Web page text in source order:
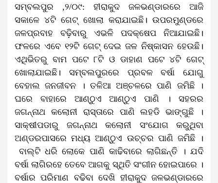
ସମ୍ବଲପୁର ,୨/୦୯: ହୀରାକୁଦ ଜଳଭଣ୍ଡାରରେ ଆଜି
ସକା‌ଳେ ୪ଟି ଗେଟ୍ ଖୋଲା କରାଯାଇଛି। ଉପରମୁଣ୍ଡରେ
ଜଳପ୍ରବାହ ବଢ଼ିବାରୁ ଏଭଳି ପଦକ୍ଷେପ ନିଆଯାଇଛି।
ଫଳରେ ଏବେ ୧୨ଟି ଗେଟ୍ ଦେଇ ଜଳ ନିଷ୍କାସନ ହେଉଛି।
ଏଥିଭିତରୁ ବାମ ପଟେ ୮ଟି ଓ ଡାହାଣ ପଟେ ୪ଟି ଗେଟ୍
ଖୋଲାଯାଇଛି। ସମ୍ବଲପୁରରେ ପ୍ରବଳ ବର୍ଷା ଯୋଗୁ
ବେହାଲ ଜନଜୀବନ । ତଳିଆ ଅଞ୍ଚଳରେ ପାଣି ଜମିଛି ।
ଘରେ ବାହାରେ ଆଣ୍ଠୁଏ ଆଣ୍ଠୁଏ ପାଣି । ସହରର
ଜଗନ୍ନାଥ କଲୋନୀ ରାସ୍ତାରେ ପାଣି ଲହଡି ଭାଙ୍ଗୁଛି ।
ସାକ୍ଷୀପଡାରୁ ଜଗନ୍ନାଥ କଲୋନୀ ସଂଯୋଗ କରୁଥିବା
ଅଣ୍ଡରପାସରେ ମଧ୍ୟ ଆଣ୍ଠୁଏ ଉଚ୍ଚର ପାଣି ଜମିଛି ।
ବାଲ୍‌ଟି ଧରି ଲୋକେ ପାଣି କାଢିବାରେ ଲାଗିଛନ୍ତି । ଯଦି
ବର୍ଷା ଲାଗିରହେ ତେବେ ଆଗକୁ ସ୍ଥିତି ସଂଗୀନ ହୋଇପାରେ ।
ବର୍ଷାର ପରିମାଣ ବଢିବା ଦେଖି ହୀରାକୁଦ ଜଳଭଣ୍ଡାରରେ